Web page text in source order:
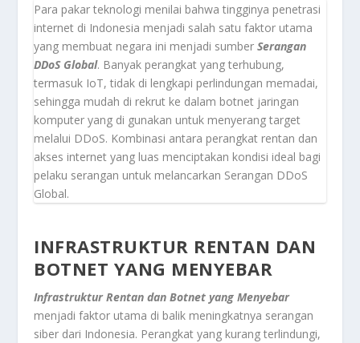
Para pakar teknologi menilai bahwa tingginya penetrasi
internet di Indonesia menjadi salah satu faktor utama
yang membuat negara ini menjadi sumberSerangan
DDoS Global. Banyak perangkat yang terhubung,
termasuk IoT, tidak di lengkapi perlindungan memadai,
sehingga mudah di rekrut ke dalam botnet jaringan
komputer yang di gunakan untuk menyerang target
melalui DDoS. Kombinasi antara perangkat rentan dan
akses internet yang luas menciptakan kondisi ideal bagi
pelaku serangan untuk melancarkan Serangan DDoS
Global.
INFRASTRUKTUR RENTAN DAN
BOTNET YANG MENYEBAR
Infrastruktur Rentan dan Botnet yang Menyebar
menjadi faktor utama di balik meningkatnya serangan
siber dari Indonesia. Perangkat yang kurang terlindungi,